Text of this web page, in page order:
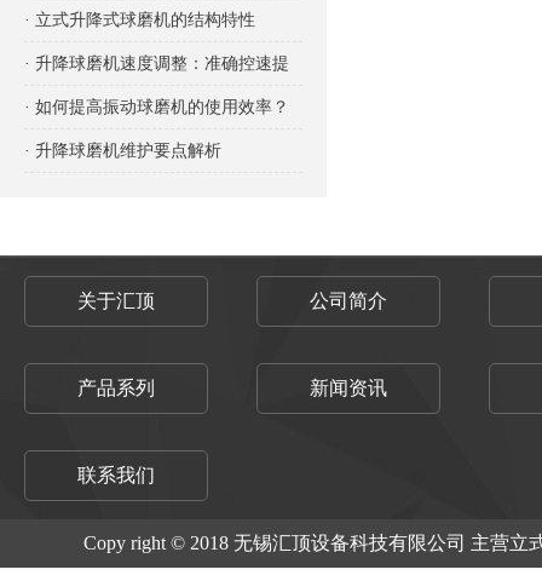
· 立式升降式球磨机的结构特性
· 升降球磨机速度调整：准确控速提
效的关键
· 如何提高振动球磨机的使用效率？
· 升降球磨机维护要点解析
关于汇顶 公司简介
产品系列 新闻资讯
联系我们
Copy right © 2018 无锡汇顶设备科技有限公司